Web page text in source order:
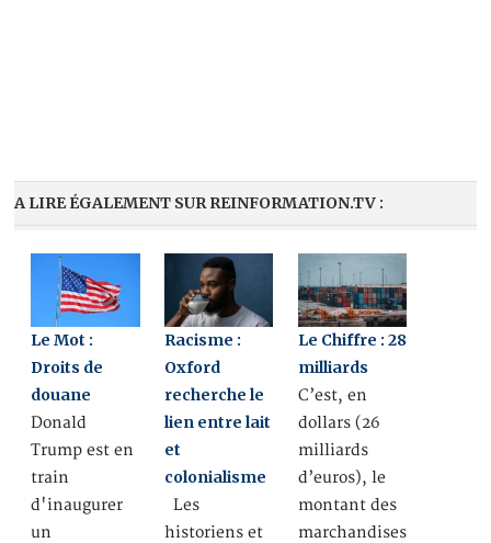
A LIRE ÉGALEMENT SUR REINFORMATION.TV :
Le Mot :
Droits de
douane
Donald
Trump est en
train
d'inaugurer
un
Racisme :
Oxford
recherche le
lien entre lait
et
colonialisme
Les
historiens et
Le Chiffre : 28
milliards
C’est, en
dollars (26
milliards
d’euros), le
montant des
marchandises